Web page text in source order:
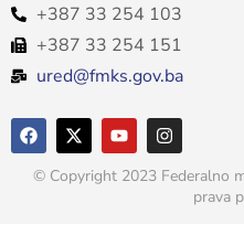
+387 33 254 103
+387 33 254 151
ured@fmks.gov.ba
© Copyright 2023 Federalno
prava